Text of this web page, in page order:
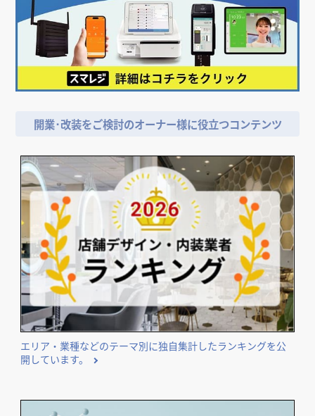
開業･改装をご検討のオーナー様に役立つコンテンツ
エリア・業種などのテーマ別に独自集計したランキングを公
開しています。